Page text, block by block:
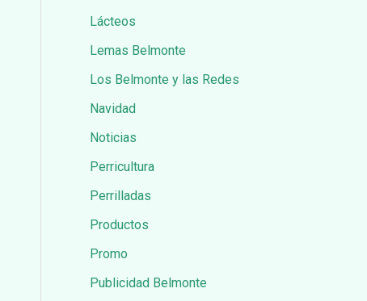
Lácteos
Lemas Belmonte
Los Belmonte y las Redes
Navidad
Noticias
Perricultura
Perrilladas
Productos
Promo
Publicidad Belmonte